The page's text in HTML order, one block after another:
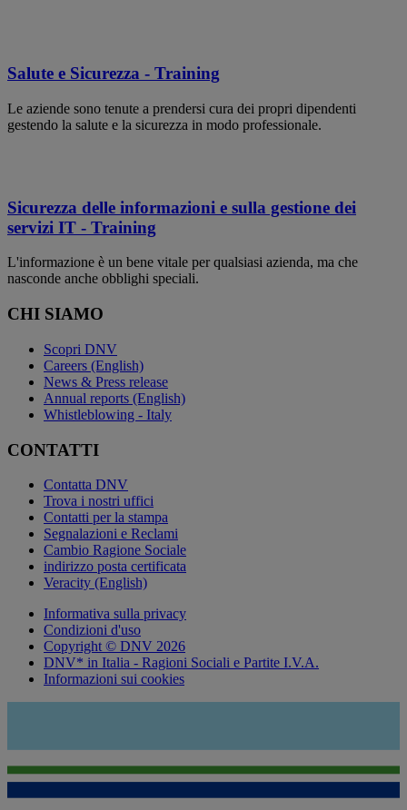
Salute e Sicurezza - Training
Le aziende sono tenute a prendersi cura dei propri dipendenti
gestendo la salute e la sicurezza in modo professionale.
Sicurezza delle informazioni e sulla gestione dei
servizi IT - Training
L'informazione è un bene vitale per qualsiasi azienda, ma che
nasconde anche obblighi speciali.
CHI SIAMO
Scopri DNV
Careers (English)
News & Press release
Annual reports (English)
Whistleblowing - Italy
CONTATTI
Contatta DNV
Trova i nostri uffici
Contatti per la stampa
Segnalazioni e Reclami
Cambio Ragione Sociale
indirizzo posta certificata
Veracity (English)
Informativa sulla privacy
Condizioni d'uso
Copyright © DNV 2026
DNV* in Italia - Ragioni Sociali e Partite I.V.A.
Informazioni sui cookies